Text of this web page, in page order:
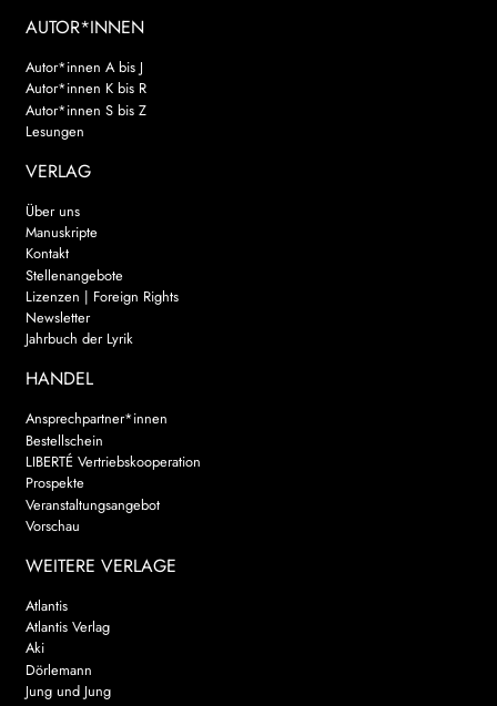
AUTOR*INNEN
Autor*innen A bis J
Autor*innen K bis R
Autor*innen S bis Z
Lesungen
VERLAG
Über uns
Manuskripte
Kontakt
Stellenangebote
Lizenzen | Foreign Rights
Newsletter
Jahrbuch der Lyrik
HANDEL
Ansprechpartner*innen
Bestellschein
LIBERTÉ Vertriebskooperation
Prospekte
Veranstaltungsangebot
Vorschau
WEITERE VERLAGE
Atlantis
Atlantis Verlag
Aki
Dörlemann
Jung und Jung